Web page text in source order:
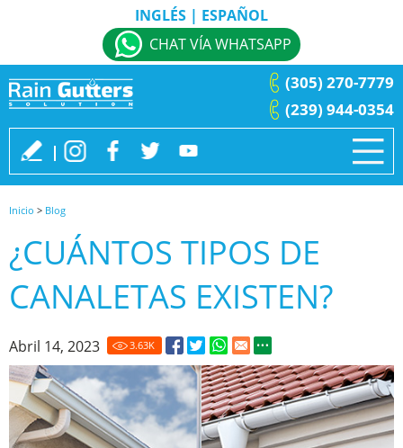
INGLÉS | ESPAÑOL
CHAT VÍA WHATSAPP
(239) 944-0354
(305) 270-7779
Inicio > Blog
¿CUÁNTOS TIPOS DE
CANALETAS EXISTEN?
Abril 14, 2023 3.63K